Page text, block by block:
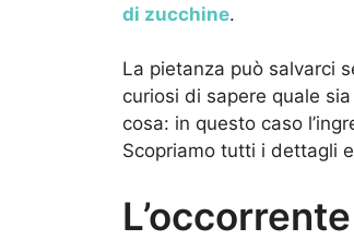
di zucchine.
La pietanza può salvarci
curiosi di sapere quale sia
cosa: in questo caso
Scopriamo tutti i dettagli